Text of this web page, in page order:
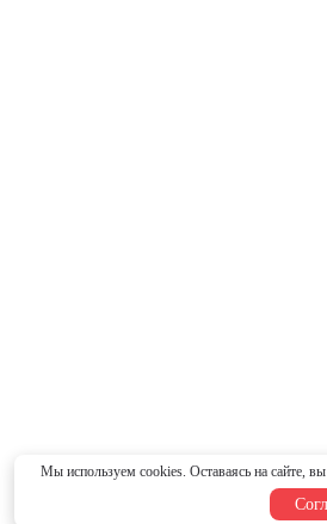
Мы используем cookies. Оставаясь на сайте, вы